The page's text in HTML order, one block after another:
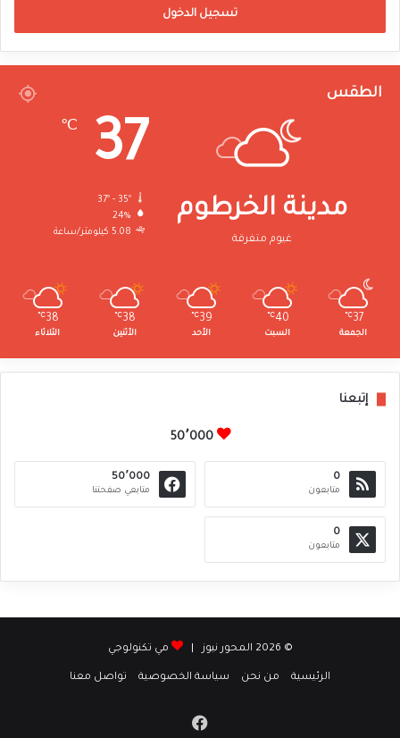
تسجيل الدخول
الطقس
مدينة الخرطوم
غيوم متفرقة
37
℃
37º - 35º
24%
5.08 كيلومتر/ساعة
37
℃
الجمعة
40
℃
السبت
39
℃
الأحد
38
℃
الأثنين
38
℃
الثلاثاء
إتبعنا
50٬000
0
متابعون
50٬000
متابعي صفحتنا
0
متابعون
© 2026 المحور نيوز | مي تكنولوجي
الرئيسية من نحن سياسة الخصوصية تواصل معنا